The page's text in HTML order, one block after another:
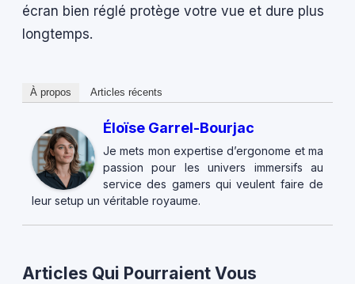
écran bien réglé protège votre vue et dure plus
longtemps.
À propos Articles récents
Éloïse Garrel-Bourjac
Je mets mon expertise d’ergonome et ma
passion pour les univers immersifs au
service des gamers qui veulent faire de
leur setup un véritable royaume.
Articles Qui Pourraient Vous